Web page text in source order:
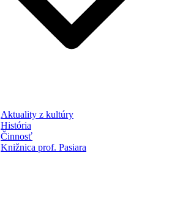
Aktuality z kultúry
História
Činnosť
Knižnica prof. Pasiara